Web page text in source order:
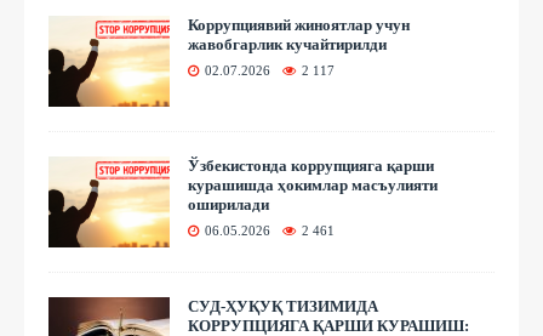
Коррупциявий жиноятлар учун
жавобгарлик кучайтирилди
02.07.2026 2 117
Ўзбекистонда коррупцияга қарши
курашишда ҳокимлар масъулияти
оширилади
06.05.2026 2 461
СУД-ҲУҚУҚ ТИЗИМИДА
КОРРУПЦИЯГА ҚАРШИ КУРАШИШ: